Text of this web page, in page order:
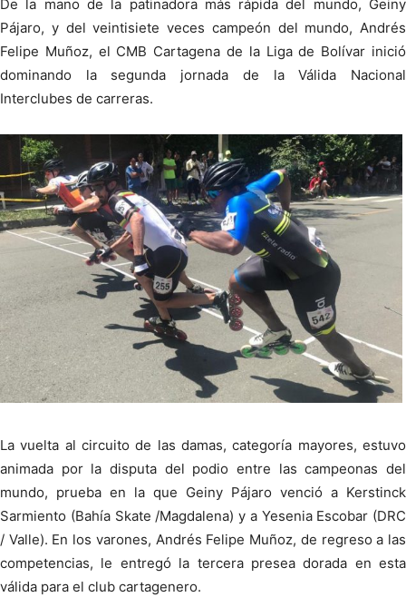
De la mano de la patinadora más rápida del mundo, Geiny
Pájaro, y del veintisiete veces campeón del mundo, Andrés
Felipe Muñoz, el CMB Cartagena de la Liga de Bolívar inició
dominando la segunda jornada de la Válida Nacional
Interclubes de carreras.
La vuelta al circuito de las damas, categoría mayores, estuvo
animada por la disputa del podio entre las campeonas del
mundo, prueba en la que Geiny Pájaro venció a Kerstinck
Sarmiento (Bahía Skate /Magdalena) y a Yesenia Escobar (DRC
/ Valle). En los varones, Andrés Felipe Muñoz, de regreso a las
competencias, le entregó la tercera presea dorada en esta
válida para el club cartagenero.